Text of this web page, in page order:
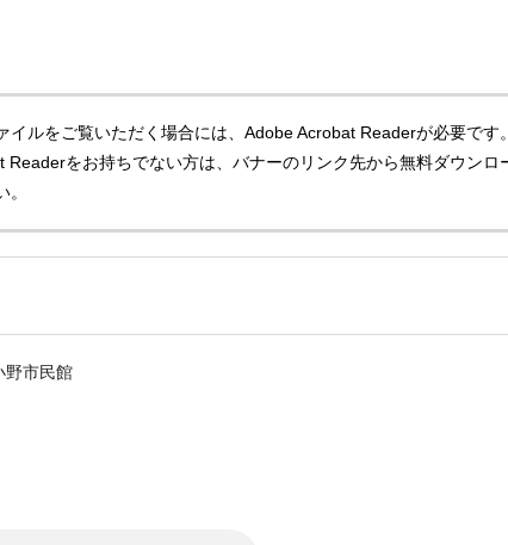
イルをご覧いただく場合には、Adobe Acrobat Readerが必要です
Readerをお持ちでない方は、バナーのリンク先から無料ダウンロ
。
市民館